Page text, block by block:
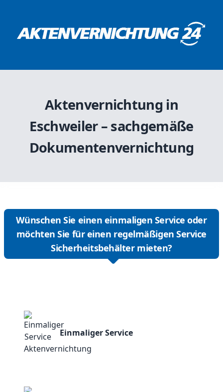
Aktenvernichtung in
Eschweiler – sachgemäße
Dokumentenvernichtung
Wünschen Sie einen einmaligen Service oder
möchten Sie für einen regelmäßigen Service
Sicherheitsbehälter mieten?
Einmaliger Service